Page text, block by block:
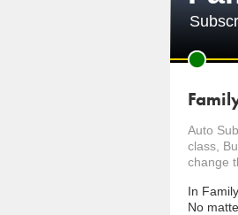
Auto
class,
change
In
No